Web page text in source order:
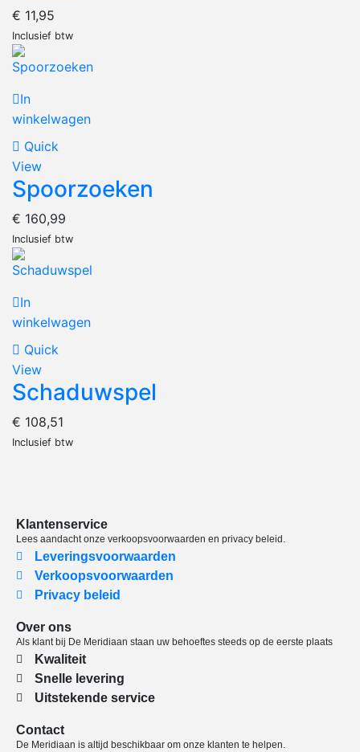
€ 11,95
Inclusief btw
In
winkelwagen
Quick
View
Spoorzoeken
€ 160,99
Inclusief btw
In
winkelwagen
Quick
View
Schaduwspel
€ 108,51
Inclusief btw
Klantenservice
Lees aandacht onze verkoopsvoorwaarden en privacy beleid.
Leveringsvoorwaarden
Verkoopsvoorwaarden
Privacy beleid
Over ons
Als klant bij De Meridiaan staan uw behoeftes steeds op de eerste plaats
Kwaliteit
Snelle levering
Uitstekende service
Contact
De Meridiaan is altijd beschikbaar om onze klanten te helpen.